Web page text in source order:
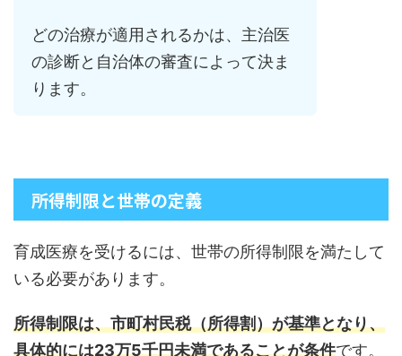
どの治療が適用されるかは、主治医
の診断と自治体の審査によって決ま
ります。
所得制限と世帯の定義
育成医療を受けるには、世帯の所得制限を満たして
いる必要があります。
所得制限は、市町村民税（所得割）が基準となり、
具体的には23万5千円未満であることが条件です。